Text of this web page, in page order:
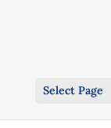
Select Page